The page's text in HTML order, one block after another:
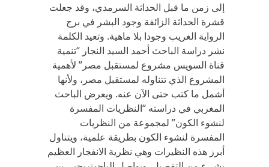
إلى زمن ما قبل الحداثة السرمدي، وقد جعلت
قشرة الحداثة الزائفة وجود البشر في برج
الرواية الغريب وجودا بلا ماهية. وتعيد الكلمة
نشر دراسة الباحث أحمد السيد النجار “تنمية
قناة السويس مشروع لمستقبل مصر” لأهمية
المشروع الذي تتناوله لمستقبل مصر، ولأنها
أشمل ما كتب حتى الآن عنه. ويعرض الباحث
المغربي في دراسته “النظريات المفسرة
لنشوء الكون” لمجموعة من النظريات
المفسرة لنشوء الكون بطريقة علمية، ويتناول
أبرز هذه النظيرات وهي نظرية الانفجار العظيم